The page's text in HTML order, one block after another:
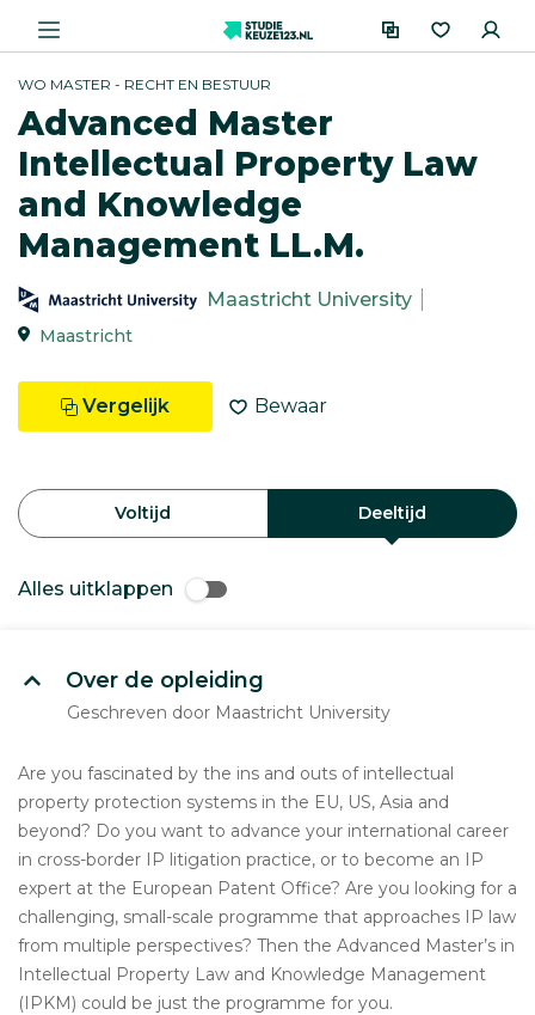
WO MASTER - RECHT EN BESTUUR
Advanced Master
Intellectual Property Law
and Knowledge
Management LL.M.
Maastricht University
Maastricht
Vergelijk Bewaar
Voltijd Deeltijd
Alles uitklappen
Over de opleiding
Geschreven door Maastricht University
Are you fascinated by the ins and outs of intellectual
property protection systems in the EU, US, Asia and
beyond? Do you want to advance your international career
in cross-border IP litigation practice, or to become an IP
expert at the European Patent Office? Are you looking for a
challenging, small-scale programme that approaches IP law
from multiple perspectives? Then the Advanced Master’s in
Intellectual Property Law and Knowledge Management
(IPKM) could be just the programme for you.